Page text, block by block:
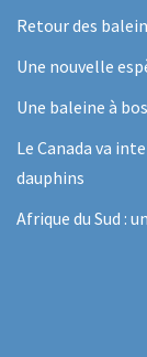
Retour des
Une nouvelle
Une baleine à
Le Canada va
dauphins
Afrique du Sud :